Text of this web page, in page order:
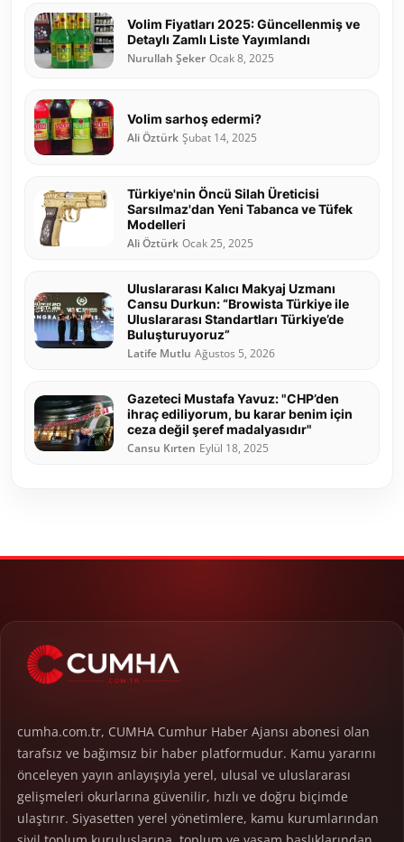
Volim Fiyatları 2025: Güncellenmiş ve
Detaylı Zamlı Liste Yayımlandı
Nurullah Şeker Ocak 8, 2025
Volim sarhoş edermi?
Ali Öztürk Şubat 14, 2025
Türkiye'nin Öncü Silah Üreticisi
Sarsılmaz'dan Yeni Tabanca ve Tüfek
Modelleri
Ali Öztürk Ocak 25, 2025
Uluslararası Kalıcı Makyaj Uzmanı
Cansu Durkun: “Browista Türkiye ile
Uluslararası Standartları Türkiye’de
Buluşturuyoruz”
Latife Mutlu Ağustos 5, 2026
Gazeteci Mustafa Yavuz: "CHP’den
ihraç ediliyorum, bu karar benim için
ceza değil şeref madalyasıdır"
Cansu Kırten Eylül 18, 2025
cumha.com.tr, CUMHA Cumhur Haber Ajansı abonesi olan
tarafsız ve bağımsız bir haber platformudur. Kamu yararını
önceleyen yayın anlayışıyla yerel, ulusal ve uluslararası
gelişmeleri okurlarına güvenilir, hızlı ve doğru biçimde
ulaştırır. Siyasetten yerel yönetimlere, kamu kurumlarından